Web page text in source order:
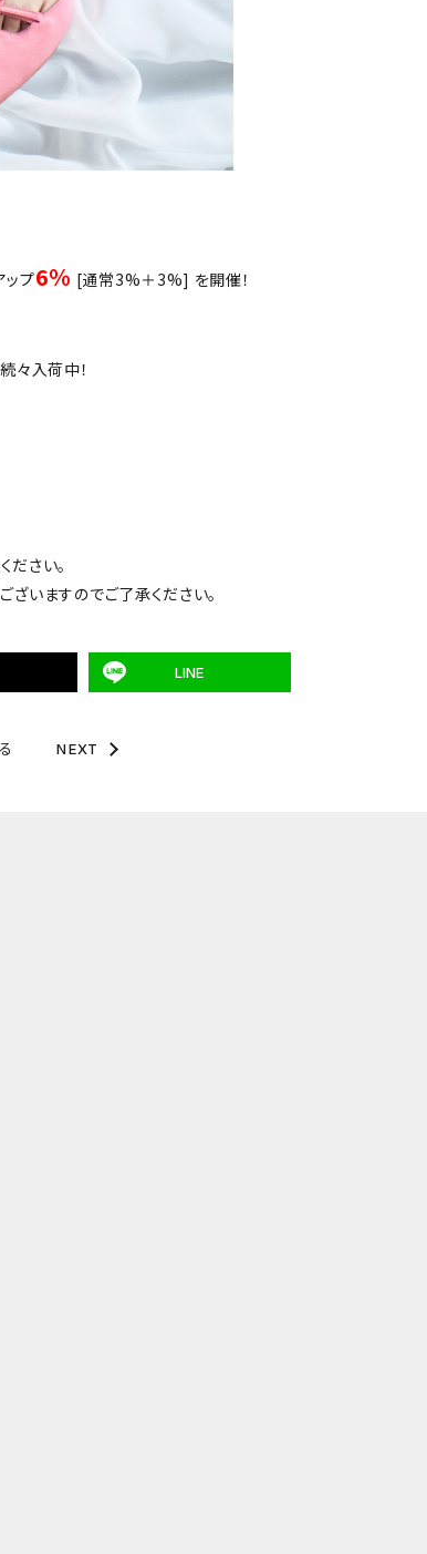
プ6％ [通常3%＋3%] を開催！
々入荷中！
さい。
いますのでご了承ください。
LINE
NEXT